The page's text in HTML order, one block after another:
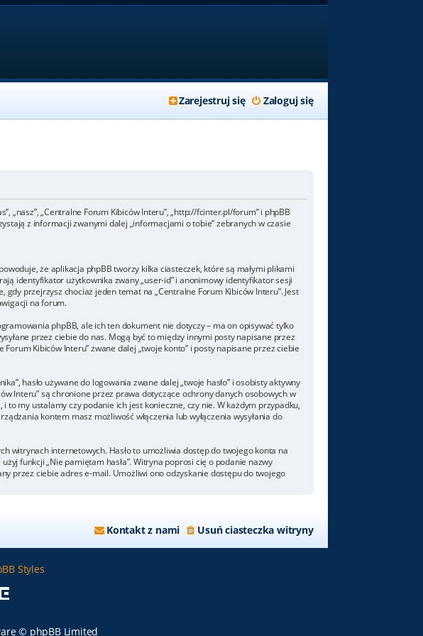
Zaloguj się
Zarejestruj się
„nasz”, „Centralne Forum Kibiców Interu”, „http://fcinter.pl/forum” i phpBB
z informacji zwanymi dalej „informacjami o tobie” zebranych w czasie
że aplikacja phpBB tworzy kilka ciasteczek, które są małymi plikami
identyfikator użytkownika zwany „user-id” i anonimowy identyfikator sesji
przejrzysz chociaż jeden temat na „Centralne Forum Kibiców Interu”. Jest
na forum.
phpBB, ale ich ten dokument nie dotyczy – ma on opisywać tylko
przez ciebie do nas. Mogą być to między innymi posty napisane przez
Kibiców Interu” zwane dalej „twoje konto” i posty napisane przez ciebie
hasło używane do logowania zwane dalej „twoje hasło” i osobisty aktywny
Interu” są chronione przez prawa dotyczące ochrony danych osobowych w
my ustalamy czy podanie ich jest konieczne, czy nie. W każdym przypadku,
kontem masz możliwość włączenia lub wyłączenia wysyłania do
witrynach internetowych. Hasło to umożliwia dostęp do twojego konta na
użyj funkcji „Nie pamiętam hasła”. Witryna poprosi cię o podanie nazwy
przez ciebie adres e-mail. Umożliwi ono odzyskanie dostępu do twojego
Usuń ciasteczka witryny
Kontakt z nami
Styles
© phpBB Limited